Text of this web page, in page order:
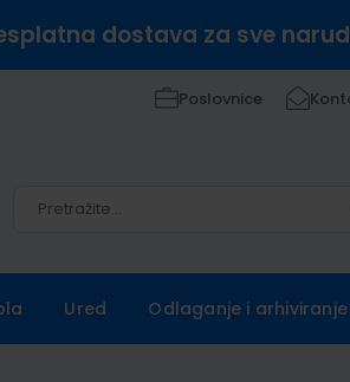
dostava za sve
Poslovnice
Ured Odlaganje i arhiviranje